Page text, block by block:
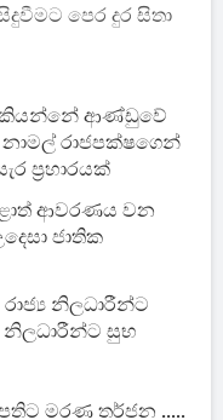
පෙර දුර සිතා
කියන්නේ ආණ්ඩුවේ
රාජපක්ෂගෙන්
ප්‍රහාරයක්
ආවරණය වන
ජාතික
නිලධාරීන්ට
නිලධාරීන්ට සුභ